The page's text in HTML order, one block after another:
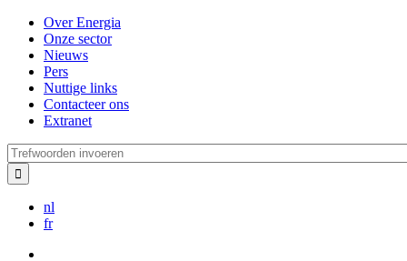
Overslaan
naar
inhoud
gaan
Over Energia
Onze sector
Nieuws
Pers
Nuttige links
Contacteer ons
Extranet
Trefwoorden
invoeren
nl
fr